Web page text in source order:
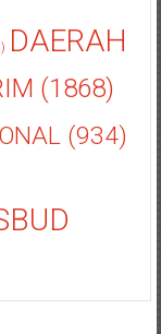
DAERAH
(1868)
(934)